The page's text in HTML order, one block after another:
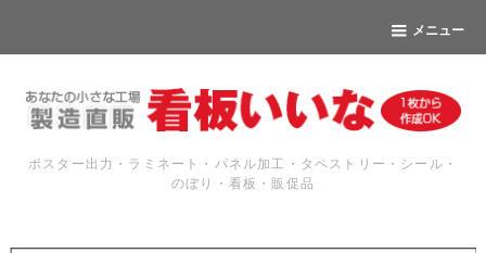
メニュー
ポスター出力・ラミネート・パネル加工・タペストリー・シール・
のぼり・看板・販促品